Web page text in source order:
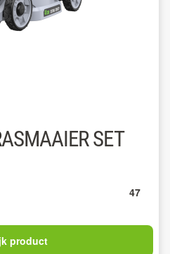
SET
47
product